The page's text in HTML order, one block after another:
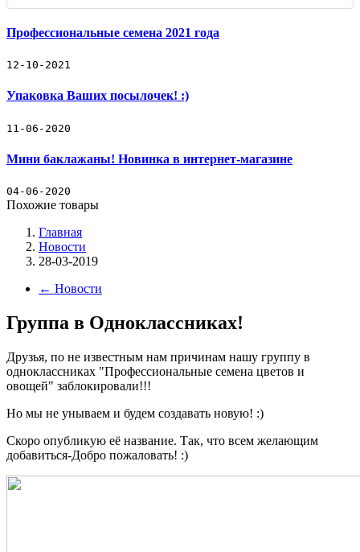
Sakata
Прайс-лист
Семена цветов (профессиональные семена)
Семена овощей (профессиональные семена)
Декоративные съедобные миниовощи
Зеленые культуры
Декоративные травы
Кактус
Товары для полива
Профессиональные семена 2021 года
12-10-2021
Упаковка Ваших посылочек! :)
11-06-2020
Мини баклажаны! Новинка в интернет-магазине
04-06-2020
Похожие товары
Главная
Новости
28-03-2019
← Новости
Группа в Одноклассниках!
Друзья, по не известным нам причинам нашу группу в
одноклассниках "Профессиональные семена цветов и
овощей" заблокировали!!!
Но мы не унываем и будем создавать новую! :)
Скоро опубликую её название. Так, что всем желающим
добавиться-Добро пожаловать! :)